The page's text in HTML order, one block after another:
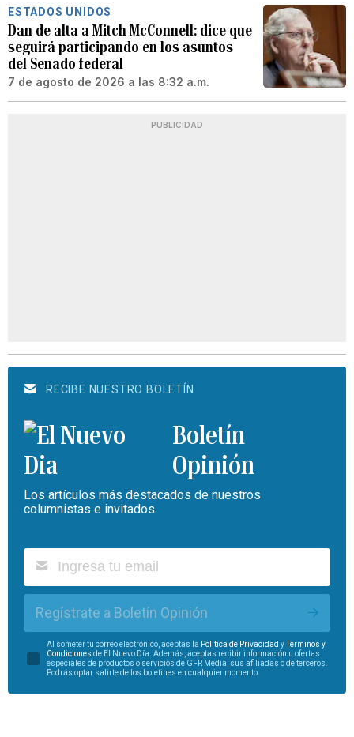
ESTADOS UNIDOS
Dan de alta a Mitch McConnell: dice que
seguirá participando en los asuntos
del Senado federal
7 de agosto de 2026 a las 8:32 a.m.
PUBLICIDAD
RECIBE NUESTRO BOLETÍN
Boletín
Opinión
Los artículos más destacados de nuestros
columnistas e invitados.
Regístrate a Boletín Opinión
Al someter tu correo electrónico, aceptas la Política de Privacidad yTérminos y
Condiciones de El Nuevo Día. Además, aceptas recibir información u ofertas
especiales de productos o servicios de GFR Media, sus afiliadas o de terceros.
Podrás optar salirte de los boletines en cualquier momento.